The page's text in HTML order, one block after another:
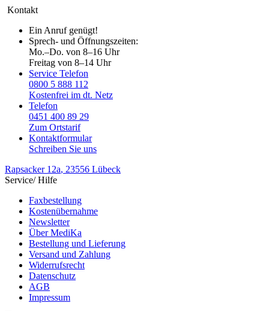
Kontakt
Ein Anruf genügt!
Sprech- und Öffnungszeiten:
Mo.–Do. von 8–16 Uhr
Freitag von 8–14 Uhr
Service Telefon
0800 5 888 112
Kostenfrei im dt. Netz
Telefon
0451 400 89 29
Zum Ortstarif
Kontaktformular
Schreiben Sie uns
Rapsacker 12a, 23556 Lübeck
Service/ Hilfe
Faxbestellung
Kostenübernahme
Newsletter
Über MediKa
Bestellung und Lieferung
Versand und Zahlung
Widerrufsrecht
Datenschutz
AGB
Impressum